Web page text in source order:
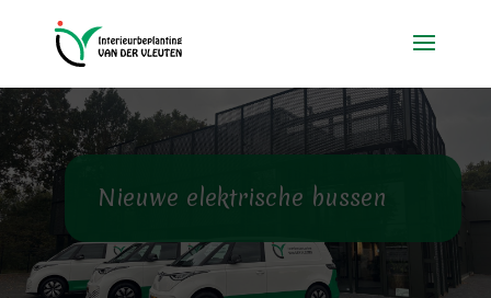
Nieuwe elektrische bussen